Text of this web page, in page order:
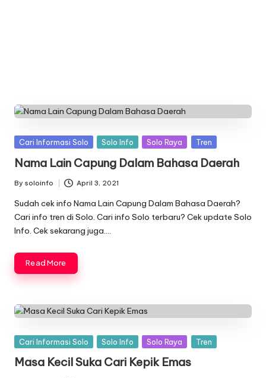
Posted
Cari Informasi Solo Solo Info Solo Raya Tren
Nama Lain Capung Dalam Bahasa Daerah
Posted
by
By soloinfo April 3, 2021
Sudah cek info Nama Lain Capung Dalam Bahasa Daerah?
Cari info tren di Solo. Cari info Solo terbaru? Cek update Solo
Info. Cek sekarang juga….
Read More
Posted
Cari Informasi Solo Solo Info Solo Raya Tren
Masa Kecil Suka Cari Kepik Emas